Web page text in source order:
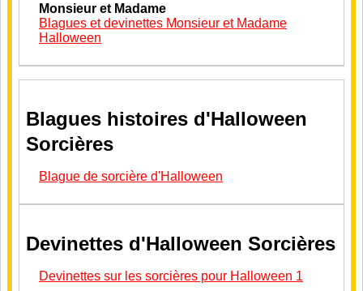
Monsieur et Madame
Blagues et devinettes Monsieur et Madame
Halloween
Blagues histoires d'Halloween
Sorcières
Blague de sorcière d'Halloween
Devinettes d'Halloween Sorcières
Devinettes sur les sorcières pour Halloween 1